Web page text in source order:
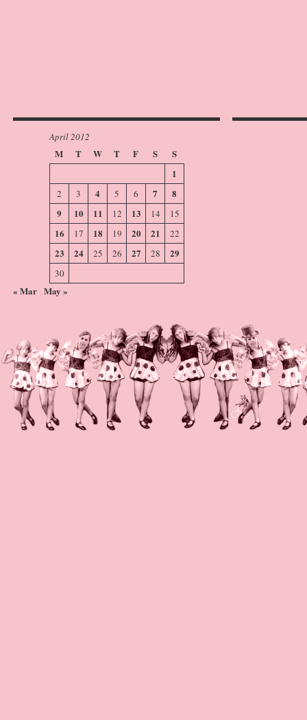
April 2012
M T W T F S
S
1
2 3 4 5 6 7
8
9
10 11 12 13 14 15
16 17 18 19 20 21 22
23 24 25 26 27 28 29
30
« Mar May »